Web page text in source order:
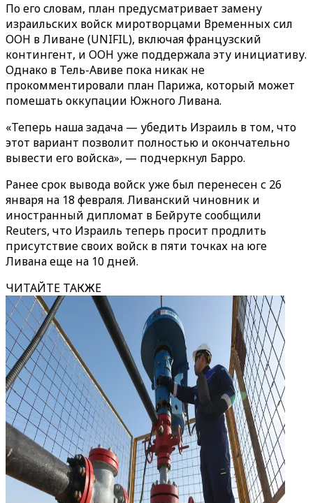
По его словам, план предусматривает замену
израильских войск миротворцами Временных сил
ООН в Ливане (UNIFIL), включая французский
контингент, и ООН уже поддержала эту инициативу.
Однако в Тель-Авиве пока никак не
прокомментировали план Парижа, который может
помешать оккупации Южного Ливана.
«Теперь наша задача — убедить Израиль в том, что
этот вариант позволит полностью и окончательно
вывести его войска», — подчеркнул Барро.
Ранее срок вывода войск уже был перенесен с 26
января на 18 февраля. Ливанский чиновник и
иностранный дипломат в Бейруте сообщили
Reuters, что Израиль теперь просит продлить
присутствие своих войск в пяти точках на юге
Ливана еще на 10 дней.
ЧИТАЙТЕ ТАКЖЕ